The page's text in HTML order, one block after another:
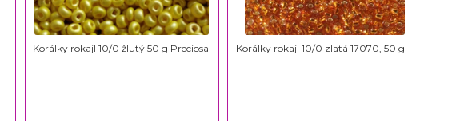
Korálky rokajl 10/0 žlutý 50 g Preciosa Korálky rokajl 10/0 zlatá 17070, 50 g